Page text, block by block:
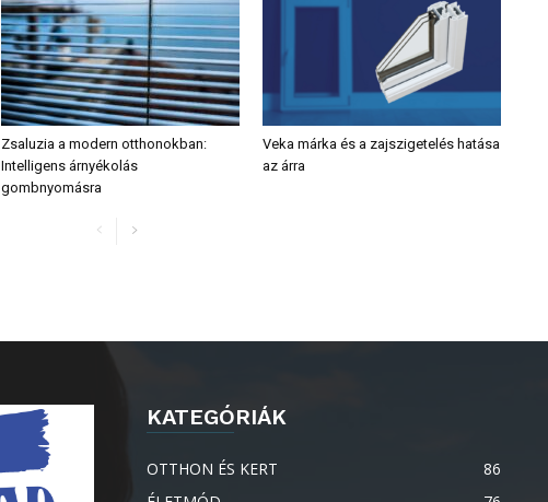
Zsaluzia a modern otthonokban:
Intelligens árnyékolás
gombnyomásra
Veka márka és a zajszigetelés hatása
az árra
KATEGÓRIÁK
OTTHON ÉS KERT
86